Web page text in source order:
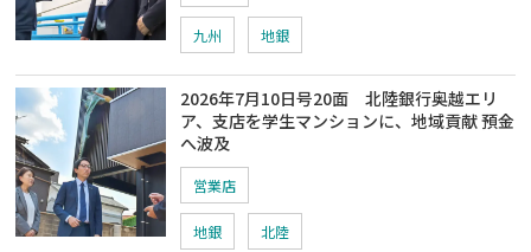
九州 地銀
2026年7月10日号20面 北陸銀行奥越エリ
ア、支店を学生マンションに、地域貢献 預金
へ波及
営業店
地銀 北陸